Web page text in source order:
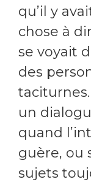
qu’il y
chose à
se voyait
des
un
quand
guère, ou
sujets